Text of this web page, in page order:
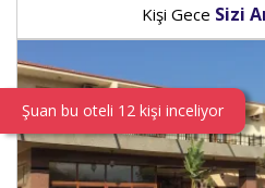
Kişi Gece Sizi
Şuan bu oteli 12 kişi inceliyor